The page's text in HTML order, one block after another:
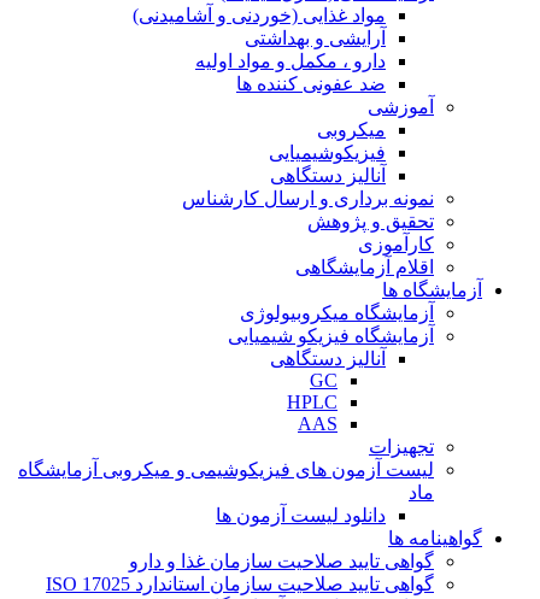
مواد غذایی (خوردنی و آشامیدنی)
آرایشی و بهداشتی
دارو ، مکمل و مواد اولیه
ضد عفونی کننده ها
آموزشی
میکروبی
فیزیکوشیمیایی
آنالیز دستگاهی
نمونه برداری و ارسال کارشناس
تحقیق و پژوهش
کارآموزی
اقلام آزمایشگاهی
آزمایشگاه ها
آزمایشگاه میکروبیولوژی
آزمایشگاه فیزیکو شیمیایی
آنالیز دستگاهی
GC
HPLC
AAS
تجهیزات
لیست آزمون های فیزیکوشیمی و میکروبی آزمایشگاه
ماد
دانلود لیست آزمون ها
گواهینامه ها
گواهی تایید صلاحیت سازمان غذا و دارو
گواهی تایید صلاحیت سازمان استاندارد ISO 17025